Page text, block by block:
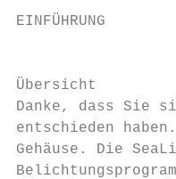
EINFÜHRUNG
Übersicht
Danke, dass Sie
entschieden
Gehäuse. Die